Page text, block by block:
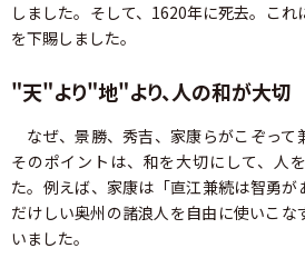
しました。そして、1620年に死去。こ
を下賜しました。
"天"より"地"より、人の和が大切
なぜ、景勝、秀吉、家康らがこぞって
そのポイントは、和を大切にして、人
た。例えば、家康は「直江兼続は智勇
だけしい奥州の諸浪人を自由に使いこな
いました。